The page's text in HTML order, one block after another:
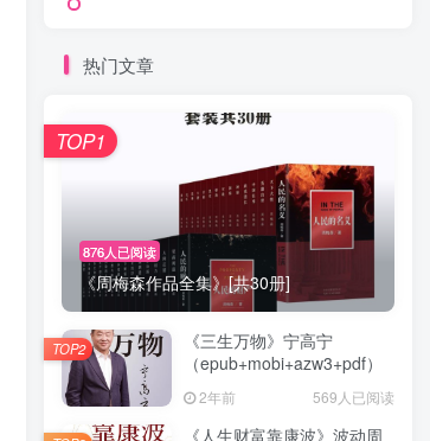
热门文章
876人已阅读
《周梅森作品全集》[共30册]
TOP1
《三生万物》宁高宁
（epub+mobi+azw3+pdf）
2年前 569人已阅读
TOP2
《人生财富靠康波》波动周